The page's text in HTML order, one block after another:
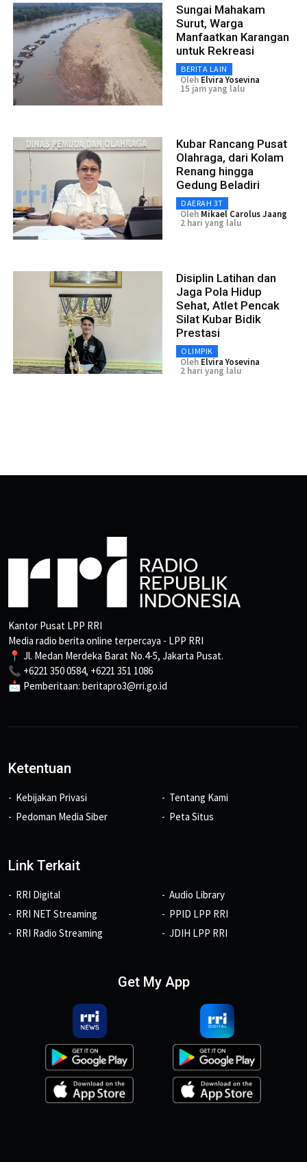
Sungai Mahakam
Surut, Warga
Manfaatkan Karangan
untuk Rekreasi
BERITA LAIN
Oleh Elvira Yosevina
15 jam yang lalu
Kubar Rancang Pusat
Olahraga, dari Kolam
Renang hingga
Gedung Beladiri
DAERAH 3T
Oleh Mikael Carolus Jaang
2 hari yang lalu
Disiplin Latihan dan
Jaga Pola Hidup
Sehat, Atlet Pencak
Silat Kubar Bidik
Prestasi
OLIMPIK
Oleh Elvira Yosevina
2 hari yang lalu
Kantor Pusat LPP RRI
Media radio berita online terpercaya - LPP RRI
📍 Jl. Medan Merdeka Barat No.4-5, Jakarta Pusat.
📞 +6221 350 0584, +6221 351 1086
📩 Pemberitaan: beritapro3@rri.go.id
Ketentuan
Kebijakan Privasi
Pedoman Media Siber
Tentang Kami
Peta Situs
Link Terkait
RRI Digital
RRI NET Streaming
RRI Radio Streaming
Audio Library
PPID LPP RRI
JDIH LPP RRI
Get My App